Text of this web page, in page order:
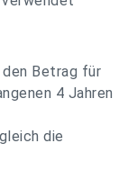
Betrag für
4 Jahren
die